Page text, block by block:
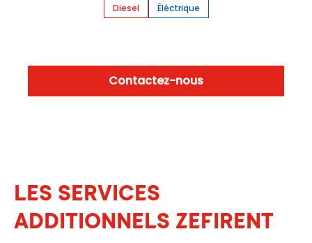
Diesel Éléctrique
Contactez-nous
LES SERVICES
ADDITIONNELS ZEFIRENT